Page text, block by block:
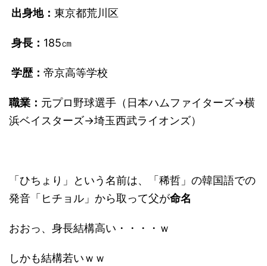
出身地： 東京都荒川区
身長： 185㎝
学歴： 帝京高等学校
職業： 元プロ野球選手（日本ハムファイターズ→横
浜ベイスターズ→埼玉西武ライオンズ）
「ひちょり」という名前は、「稀哲」の韓国語での
発音「ヒチョル」から取って父が命名
おおっ、身長結構高い・・・・ｗ
しかも結構若いｗｗ